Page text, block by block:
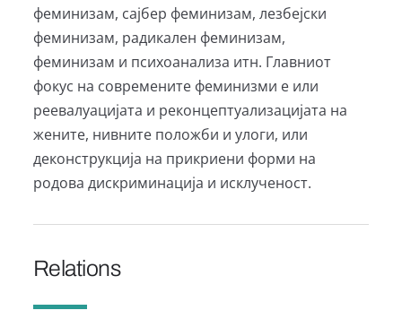
феминизам, сајбер феминизам, лезбејски
феминизам, радикален феминизам,
феминизам и психоанализа итн. Главниот
фокус на современите феминизми е или
реевалуацијата и реконцептуализацијата на
жените, нивните положби и улоги, или
деконструкција на прикриени форми на
родова дискриминација и исклученост.
Relations